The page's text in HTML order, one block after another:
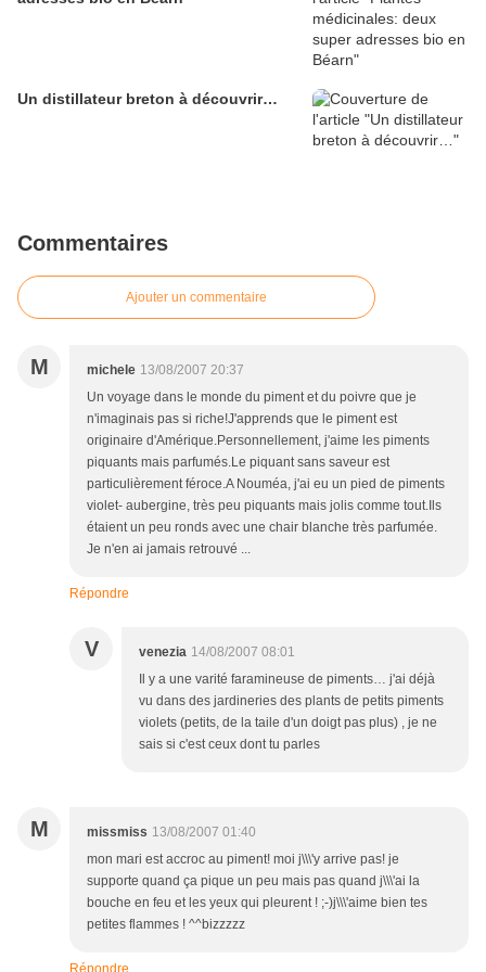
Un distillateur breton à découvrir…
Commentaires
Ajouter un commentaire
M michele 13/08/2007 20:37
Un voyage dans le monde du piment et du poivre que je
n'imaginais pas si riche!J'apprends que le piment est
originaire d'Amérique.Personnellement, j'aime les piments
piquants mais parfumés.Le piquant sans saveur est
particulièrement féroce.A Nouméa, j'ai eu un pied de piments
violet- aubergine, très peu piquants mais jolis comme tout.Ils
étaient un peu ronds avec une chair blanche très parfumée.
Je n'en ai jamais retrouvé ...
Répondre
V venezia 14/08/2007 08:01
Il y a une varité faramineuse de piments… j'ai déjà
vu dans des jardineries des plants de petits piments
violets (petits, de la taile d'un doigt pas plus) , je ne
sais si c'est ceux dont tu parles
M missmiss 13/08/2007 01:40
mon mari est accroc au piment! moi j\\\'y arrive pas! je
supporte quand ça pique un peu mais pas quand j\\\'ai la
bouche en feu et les yeux qui pleurent ! ;-)j\\\'aime bien tes
petites flammes ! ^^bizzzzz
Répondre